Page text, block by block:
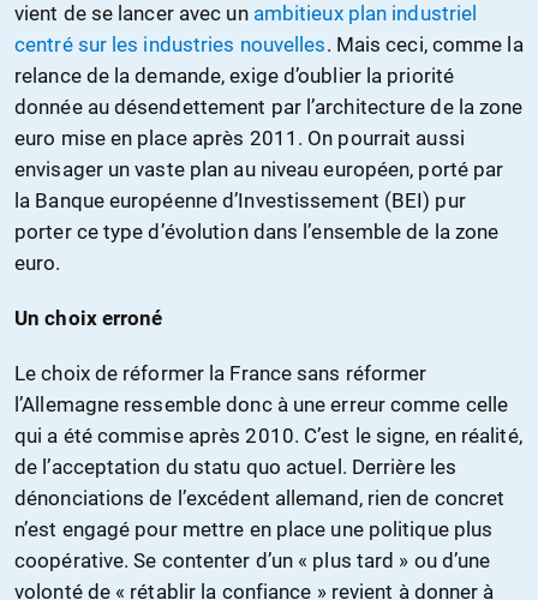
vient de se lancer avec un ambitieux plan industriel
centré sur les industries nouvelles. Mais ceci, comme la
relance de la demande, exige d’oublier la priorité
donnée au désendettement par l’architecture de la zone
euro mise en place après 2011. On pourrait aussi
envisager un vaste plan au niveau européen, porté par
la Banque européenne d’Investissement (BEI) pur
porter ce type d’évolution dans l’ensemble de la zone
euro.
Un choix erroné
Le choix de réformer la France sans réformer
l’Allemagne ressemble donc à une erreur comme celle
qui a été commise après 2010. C’est le signe, en réalité,
de l’acceptation du statu quo actuel. Derrière les
dénonciations de l’excédent allemand, rien de concret
n’est engagé pour mettre en place une politique plus
coopérative. Se contenter d’un « plus tard » ou d’une
volonté de « rétablir la confiance » revient à donner à